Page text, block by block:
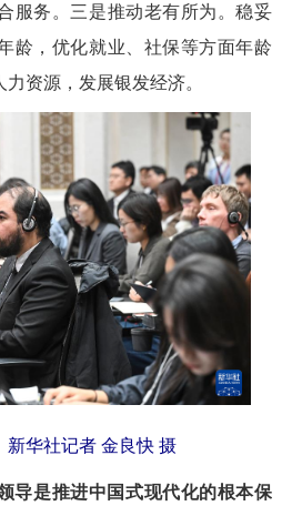
服务。三是推动老有所为。稳妥
龄，优化就业、社保等方面年龄
资源，发展银发经济。
新华社记者 金良快 摄
导是推进中国式现代化的根本保